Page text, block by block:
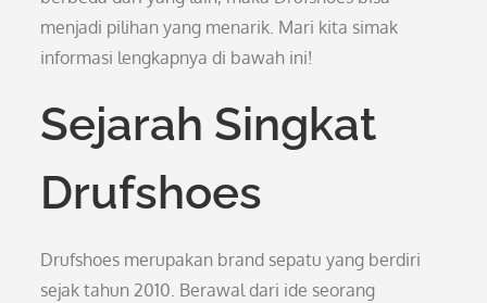
menjadi pilihan yang menarik. Mari kita simak
informasi lengkapnya di bawah ini!
Sejarah Singkat
Drufshoes
Drufshoes merupakan brand sepatu yang berdiri
sejak tahun 2010. Berawal dari ide seorang